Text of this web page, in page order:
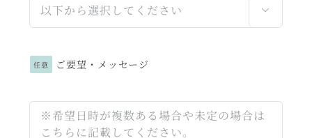

任意 ご要望・メッセージ